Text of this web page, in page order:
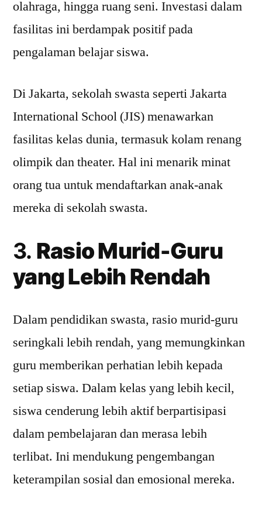
olahraga, hingga ruang seni. Investasi dalam
fasilitas ini berdampak positif pada
pengalaman belajar siswa.
Di Jakarta, sekolah swasta seperti Jakarta
International School (JIS) menawarkan
fasilitas kelas dunia, termasuk kolam renang
olimpik dan theater. Hal ini menarik minat
orang tua untuk mendaftarkan anak-anak
mereka di sekolah swasta.
3. Rasio Murid-Guru
yang Lebih Rendah
Dalam pendidikan swasta, rasio murid-guru
seringkali lebih rendah, yang memungkinkan
guru memberikan perhatian lebih kepada
setiap siswa. Dalam kelas yang lebih kecil,
siswa cenderung lebih aktif berpartisipasi
dalam pembelajaran dan merasa lebih
terlibat. Ini mendukung pengembangan
keterampilan sosial dan emosional mereka.